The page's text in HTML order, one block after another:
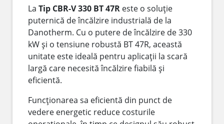
La Tip CBR-V 330 BT 47R este o soluție
puternică de încălzire industrială de la
Danotherm. Cu o putere de încălzire de 330
kW și o tensiune robustă BT 47R, această
unitate este ideală pentru aplicații la scară
largă care necesită încălzire fiabilă și
eficientă.
Funcționarea sa eficientă din punct de
vedere energetic reduce costurile